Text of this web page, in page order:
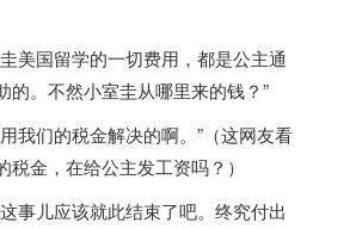
国留学的一切费用，都是公主通
的。不然小室圭从哪里来的钱？”
们的税金解决的啊。”（这网友看
税金，在给公主发工资吗？）
儿应该就此结束了吧。终究付出